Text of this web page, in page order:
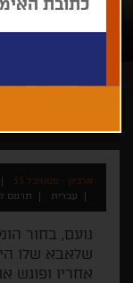
ארכיון - פסטיבל 33
עברית
תרגום
נועם, בחור
שלאבא שלו
אחריו ופוגש